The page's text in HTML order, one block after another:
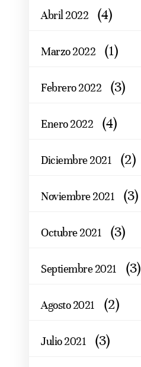
Abril 2022 (4)
Marzo 2022 (1)
Febrero 2022 (3)
Enero 2022 (4)
Diciembre 2021 (2)
Noviembre 2021 (3)
Octubre 2021 (3)
Septiembre 2021 (3)
Agosto 2021 (2)
Julio 2021 (3)